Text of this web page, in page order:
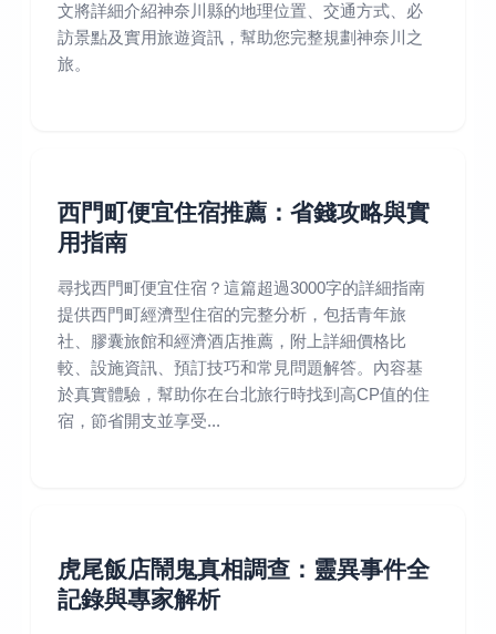
文將詳細介紹神奈川縣的地理位置、交通方式、必
訪景點及實用旅遊資訊，幫助您完整規劃神奈川之
旅。
西門町便宜住宿推薦：省錢攻略與實
用指南
尋找西門町便宜住宿？這篇超過3000字的詳細指南
提供西門町經濟型住宿的完整分析，包括青年旅
社、膠囊旅館和經濟酒店推薦，附上詳細價格比
較、設施資訊、預訂技巧和常見問題解答。內容基
於真實體驗，幫助你在台北旅行時找到高CP值的住
宿，節省開支並享受...
虎尾飯店鬧鬼真相調查：靈異事件全
記錄與專家解析